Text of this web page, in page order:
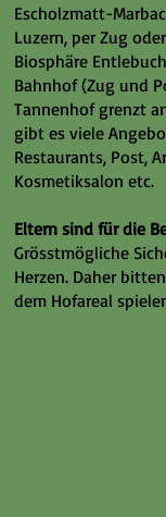
Escholzmatt-
Luzern, per Zug
Biosphäre
Bahnhof (Zug und
Tannenhof grenzt
gibt es viele
Restaurants, Post,
Kosmetiksalon etc.
Eltern sind für die
Grösstmögliche
Herzen. Daher
dem Hofareal